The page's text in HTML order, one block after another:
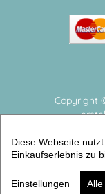
Copyright
(Zahnbecher
Diese Webseite
Einkaufserlebnis zu
Einstellungen